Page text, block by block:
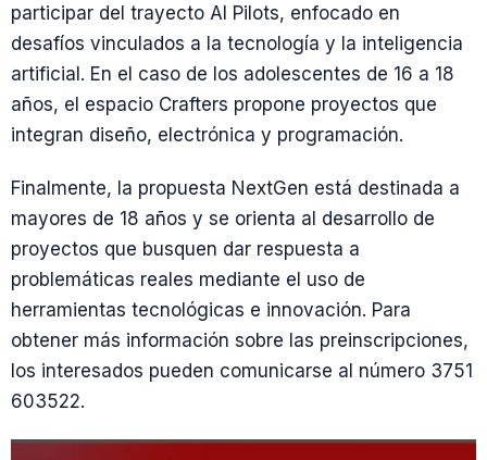
participar del trayecto AI Pilots, enfocado en
desafíos vinculados a la tecnología y la inteligencia
artificial. En el caso de los adolescentes de 16 a 18
años, el espacio Crafters propone proyectos que
integran diseño, electrónica y programación.
Finalmente, la propuesta NextGen está destinada a
mayores de 18 años y se orienta al desarrollo de
proyectos que busquen dar respuesta a
problemáticas reales mediante el uso de
herramientas tecnológicas e innovación. Para
obtener más información sobre las preinscripciones,
los interesados pueden comunicarse al número 3751
603522.